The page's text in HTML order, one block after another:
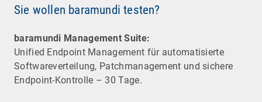
Sie wollen baramundi testen?
baramundi Management Suite:
Unified Endpoint Management für automatisierte
Software­verteilung, Patchmanagement und sichere
Endpoint-Kontrolle – 30 Tage.